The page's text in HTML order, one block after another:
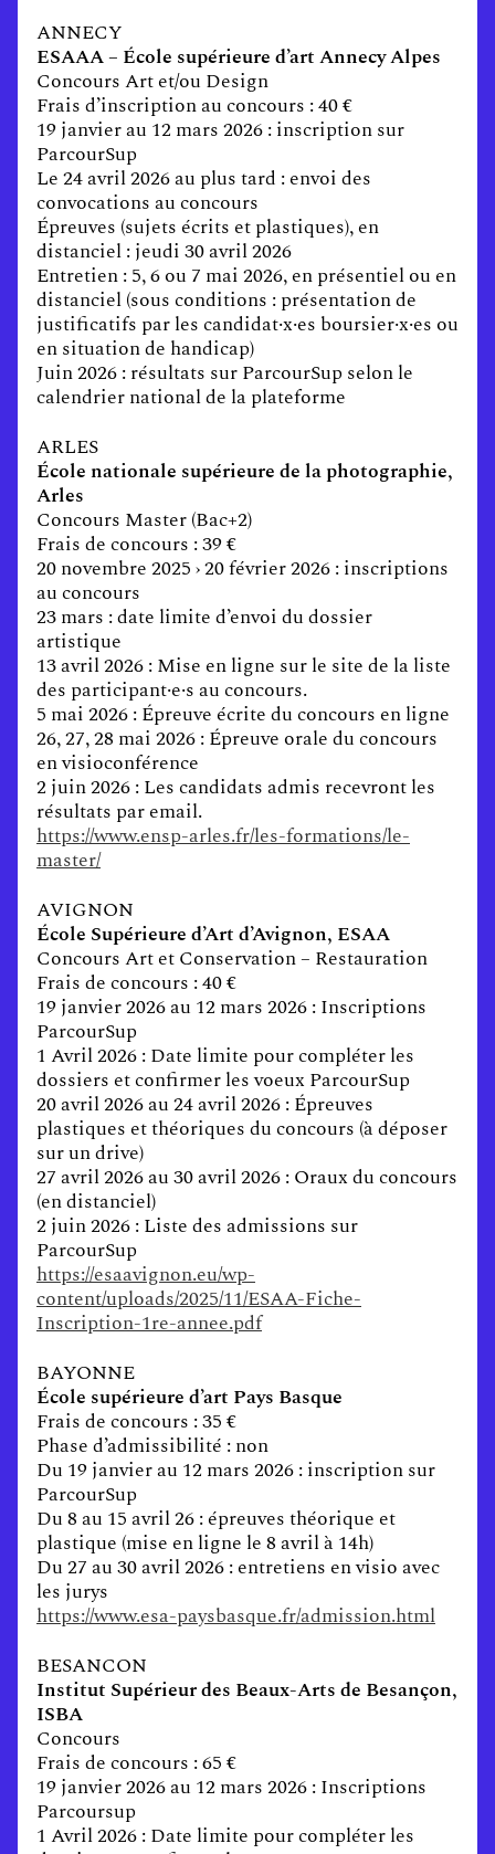
ANNECY
ESAAA – École supérieure d’art Annecy Alpes
Concours Art et/ou Design
Frais d’inscription au concours : 40 €
19 janvier au 12 mars 2026 : inscription sur
ParcourSup
Le 24 avril 2026 au plus tard : envoi des
convocations au concours
Épreuves (sujets écrits et plastiques), en
distanciel : jeudi 30 avril 2026
Entretien : 5, 6 ou 7 mai 2026, en présentiel ou en
distanciel (sous conditions : présentation de
justificatifs par les candidat·x·es boursier·x·es ou
en situation de handicap)
Juin 2026 : résultats sur ParcourSup selon le
calendrier national de la plateforme
ARLES
École nationale supérieure de la photographie,
Arles
Concours Master (Bac+2)
Frais de concours : 39 €
20 novembre 2025 › 20 février 2026 : inscriptions
au concours
23 mars : date limite d’envoi du dossier
artistique
13 avril 2026 : Mise en ligne sur le site de la liste
des participant·e·s au concours.
5 mai 2026 : Épreuve écrite du concours en ligne
26, 27, 28 mai 2026 : Épreuve orale du concours
en visioconférence
2 juin 2026 : Les candidats admis recevront les
résultats par email.
https://www.ensp-arles.fr/les-formations/le-
master/
AVIGNON
École Supérieure d’Art d’Avignon, ESAA
Concours Art et Conservation – Restauration
Frais de concours : 40 €
19 janvier 2026 au 12 mars 2026 : Inscriptions
ParcourSup
1 Avril 2026 : Date limite pour compléter les
dossiers et confirmer les voeux ParcourSup
20 avril 2026 au 24 avril 2026 : Épreuves
plastiques et théoriques du concours (à déposer
sur un drive)
27 avril 2026 au 30 avril 2026 : Oraux du concours
(en distanciel)
2 juin 2026 : Liste des admissions sur
ParcourSup
https://esaavignon.eu/wp-
content/uploads/2025/11/ESAA-Fiche-
Inscription-1re-annee.pdf
BAYONNE
École supérieure d’art Pays Basque
Frais de concours : 35 €
Phase d’admissibilité : non
Du 19 janvier au 12 mars 2026 : inscription sur
ParcourSup
Du 8 au 15 avril 26 : épreuves théorique et
plastique (mise en ligne le 8 avril à 14h)
Du 27 au 30 avril 2026 : entretiens en visio avec
les jurys
https://www.esa-paysbasque.fr/admission.html
BESANCON
Institut Supérieur des Beaux-Arts de Besançon,
ISBA
Concours
Frais de concours : 65 €
19 janvier 2026 au 12 mars 2026 : Inscriptions
Parcoursup
1 Avril 2026 : Date limite pour compléter les